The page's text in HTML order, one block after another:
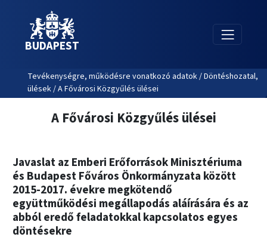
BUDAPEST
Tevékenységre, működésre vonatkozó adatok / Döntéshozatal,
ülések / A Fővárosi Közgyűlés ülései
A Fővárosi Közgyűlés ülései
Javaslat az Emberi Erőforrások Minisztériuma
és Budapest Főváros Önkormányzata között
2015-2017. évekre megkötendő
együttműködési megállapodás aláírására és az
abból eredő feladatokkal kapcsolatos egyes
döntésekre